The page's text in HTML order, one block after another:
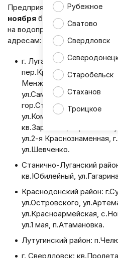
Рубежное
Сватово
Свердловск
Старобельск
Стаханов
Троицкое
Предприятие
ноября будут проводиться
на водопроводных сетях и
адресам:
г. Луганск: кв.Димитрова,
пер.Краснодонский,
Менжинского,
ул.Самойловой,
гор.Стандартный,
ул.Комбайная/Бетховена,
кв.Заречный, пер.2-й
ул.2-я Краснознаменная,
ул.Шевченко.
Станично-Луганский
кв.Юбилейный,
Краснодонский район:
ул.Островского,
ул.Красноармейская,
ул.1 мая, п.Атамановка.
Лутугинский район:
г. Свердловск: